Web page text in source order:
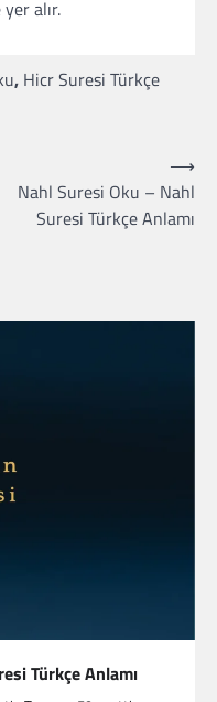
alır.
, Hicr Suresi Türkçe
Nahl Suresi Oku – Nahl
Suresi Türkçe Anlamı
⟶
Türkçe Anlamı